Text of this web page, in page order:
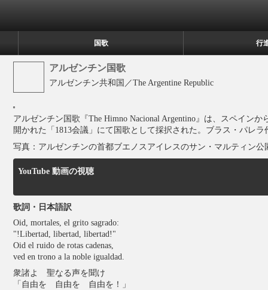
国歌 行
アルゼンチン国歌
アルゼンチン共和国／The Argentine Republic
アルゼンチン国歌『The Himno Nacional Argentino』は、スペインか
開かれた「1813会議」にて国歌として採択された。ブラス・パレ
写真：アルゼンチンの首都ブエノスアイレスのサン・マルティン
YouTube 動画の視聴
歌詞・日本語訳
Oid, mortales, el grito sagrado:
"!Libertad, libertad, libertad!"
Oid el ruido de rotas cadenas,
ved en trono a la noble igualdad.
衆諸よ 聖なる声を聞け
「自由を 自由を 自由を！」